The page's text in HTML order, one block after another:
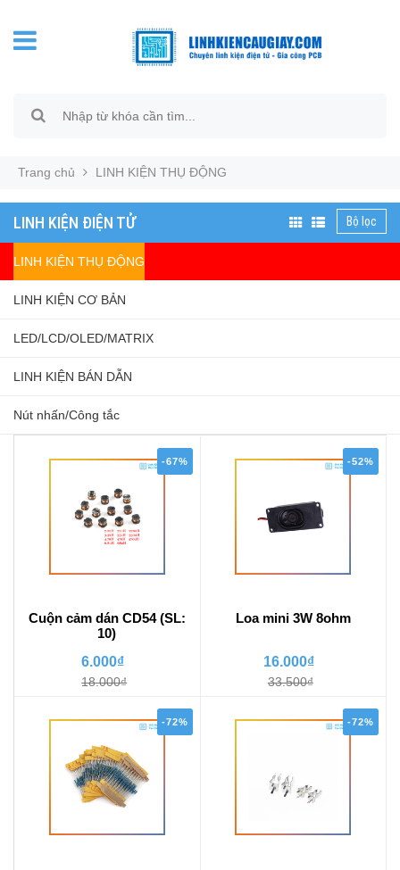
Trang chủ LINH KIỆN THỤ ĐỘNG
LINH KIỆN ĐIỆN TỬ Bộ lọc
LINH KIỆN THỤ ĐỘNG
LINH KIỆN CƠ BẢN
LED/LCD/OLED/MATRIX
LINH KIỆN BÁN DẪN
Nút nhấn/Công tắc
-67%
Cuộn cảm dán CD54 (SL:
10)
6.000₫
18.000₫
-52%
Loa mini 3W 8ohm
16.000₫
33.500₫
-72% -72%